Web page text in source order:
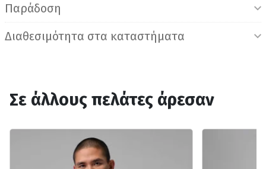
Παράδοση
Διαθεσιμότητα στα καταστήματα
Σε άλλους πελάτες άρεσαν